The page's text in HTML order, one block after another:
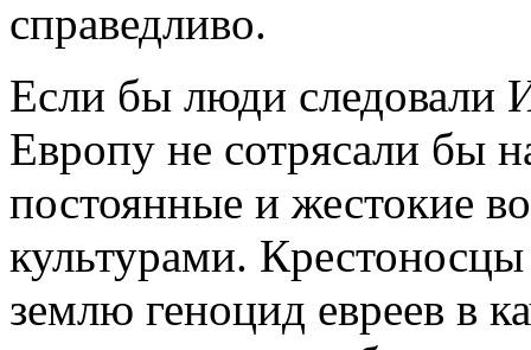
справедливо.
Если бы люди следовали
Европу не сотрясали бы
постоянные и жестокие
культурами.
землю геноцид евреев в